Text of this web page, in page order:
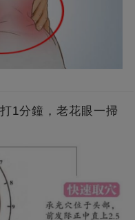
1分鐘，老花眼一掃